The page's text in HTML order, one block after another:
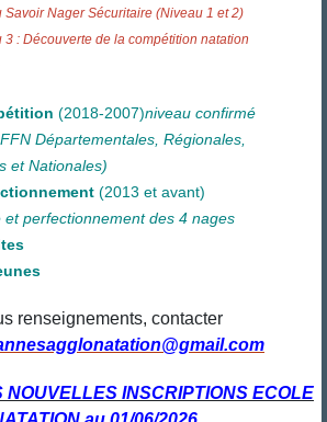
Savoir Nager Sécuritaire (Niveau 1 et 2)
3 : Découverte de la compétition natation
(2018-2007)niveau confirmé
Départementales, Régionales,
et Nationales)
(2013 et avant)
et perfectionnement des 4 nages
renseignements, contacter
NOUVELLES INSCRIPTIONS ECOLE